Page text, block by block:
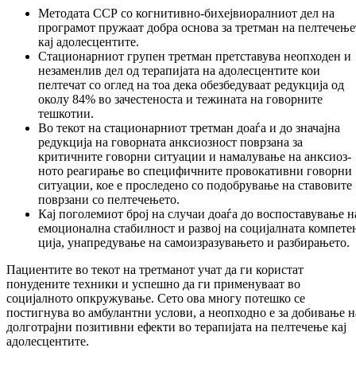
Методата ССР со когнитивно-би­хеј­вио­рал­ниот дел на
програмот пружаат добра ос­нова за третман на
кај адо­лесцентите.
Стационарниот групен третман прет­ста­ву­ва неопходен и
незаменлив дел од те­ра­пи­јата на адолесцентите кои
пелтечат со оглед на тоа дека обезбедуваат ре­дук­ци­ја од
околу 84% во зачестеноста и те­жи­ната на говорните
тешкотии.
Во текот на стационарниот третман доаѓа и до значајна
редукција на го­вор­на­та анксиозност поврзана за
критичните го­ворни ситуации и намалување на анксиоз­
ното реагирање во специфичните про­вокативни говорни
ситуации, кое е про­следено со подобрување на ставовите
по­врзани со пелтечењето.
Кај поголемиот број на случаи доаѓа до вос­поставување
емоционална ста­бил­ност и развој на социјалната
ци­ја, унапредување на самоизразувањето и разбирањето.
Пациентите во текот на третманот учат да ги ко­ристат
понудените техники и успешно да ги применуваат во
социјалното оп­кру­жу­ва­ње. Сето ова многу потешко се
постигнува во амбулантни услови, а неопходно е за до­би­ва­ње
долготрајни позитивни ефекти во те­ра­пи­јата на пелтечење кај
адолесцентите.